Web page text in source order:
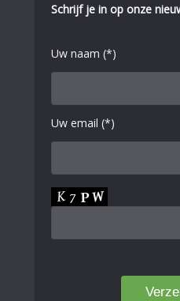
Schrijf je in op onze
Uw naam (*)
Uw email (*)